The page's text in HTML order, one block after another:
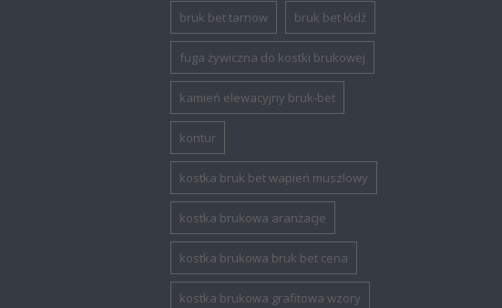
bruk bet tarnow bruk bet łódź
fuga żywiczna do kostki brukowej
kamień elewacyjny bruk-bet
kontur
kostka bruk bet wapień muszlowy
kostka brukowa aranżacje
kostka brukowa bruk bet cena
kostka brukowa grafitowa wzory